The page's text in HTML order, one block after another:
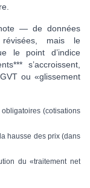
— de données
révisées, mais le
le point d’indice
s’accroissent,
ou «glissement
(cotisations
hausse des prix (dans
du «traitement net